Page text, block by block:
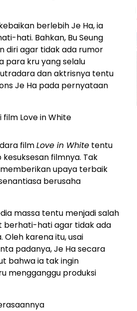
berlebih Je Ha, ia
hati. Bahkan, Bu Seung
diri agar tidak ada rumor
para kru yang selalu
dan aktrisnya tentu
Je Ha pada pernyataan
Love in White
filmLove in White tentu
filmnya. Tak
upaya terbaik
berusaha
massa tentu menjadi salah
berhati-hati agar tidak ada
karena itu, usai
padanya, Je Ha secara
bahwa ia tak ingin
mengganggu produksi